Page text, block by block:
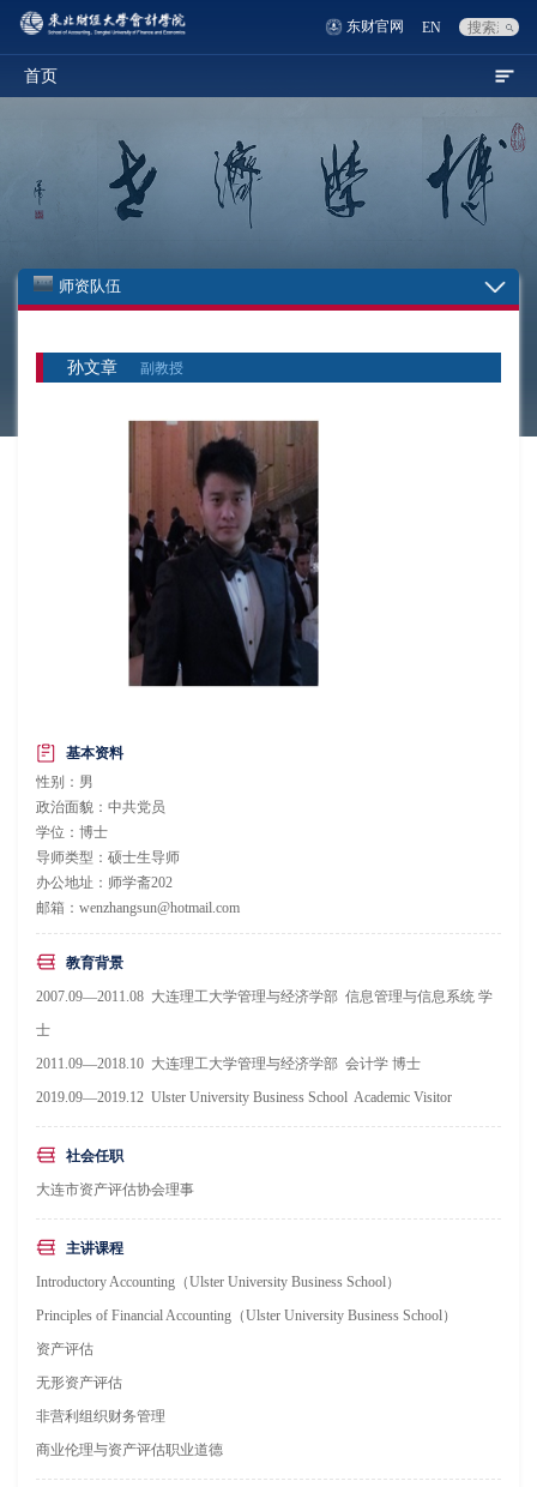
东财官网 EN
首页
师资队伍
孙文章 副教授
基本资料
性别：男
政治面貌：中共党员
学位：博士
导师类型：硕士生导师
办公地址：师学斋202
邮箱：wenzhangsun@hotmail.com
教育背景
2007.09—2011.08 大连理工大学管理与经济学部 信息管理与信息系统 学
士
2011.09—2018.10 大连理工大学管理与经济学部 会计学 博士
2019.09—2019.12 Ulster University Business School Academic Visitor
社会任职
大连市资产评估协会理事
主讲课程
Introductory Accounting（Ulster University Business School）
Principles of Financial Accounting（Ulster University Business School）
资产评估
无形资产评估
非营利组织财务管理
商业伦理与资产评估职业道德